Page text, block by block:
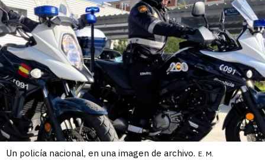
Un policía nacional, en una imagen de archivo. E. M.